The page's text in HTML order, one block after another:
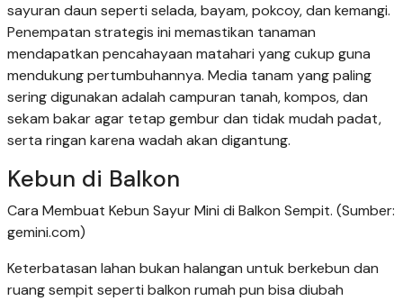
sayuran daun seperti selada, bayam, pokcoy, dan kemangi.
Penempatan strategis ini memastikan tanaman
mendapatkan pencahayaan matahari yang cukup guna
mendukung pertumbuhannya. Media tanam yang paling
sering digunakan adalah campuran tanah, kompos, dan
sekam bakar agar tetap gembur dan tidak mudah padat,
serta ringan karena wadah akan digantung.
Kebun di Balkon
Cara Membuat Kebun Sayur Mini di Balkon Sempit. (Sumber:
gemini.com)
Keterbatasan lahan bukan halangan untuk berkebun dan
ruang sempit seperti balkon rumah pun bisa diubah